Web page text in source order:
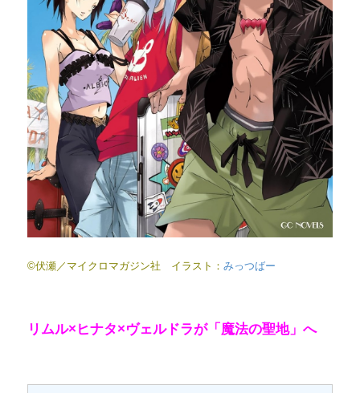
©伏瀬／マイクロマガジン社 イラスト： みっつばー
リムル×ヒナタ×ヴェルドラが「魔法の聖地」へ